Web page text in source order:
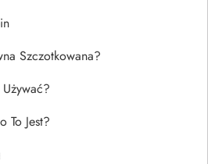
Szczotkowana?
To Jest?